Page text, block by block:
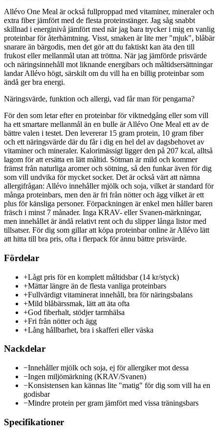
Allévo One Meal är också fullproppad med vitaminer, mineraler och
extra fiber jämfört med de flesta proteinstänger. Jag såg snabbt
skillnad i energinivå jämfört med när jag bara trycker i mig en vanlig
proteinbar för återhämtning. Visst, smaken är lite mer "mjuk", blåbär
snarare än bärgodis, men det gör att du faktiskt kan äta den till
frukost eller mellanmål utan att tröttna. När jag jämförde prisvärde
och näringsinnehåll mot liknande energibars och måltidsersättningar
landar Allévo högt, särskilt om du vill ha en billig proteinbar som
ändå ger bra energi.
Näringsvärde, funktion och allergi, vad får man för pengarna?
För den som letar efter en proteinbar för viktnedgång eller som vill
ha ett smartare mellanmål än en bulle är Allévo One Meal ett av de
bättre valen i testet. Den levererar 15 gram protein, 10 gram fiber
och ett näringsvärde där du får i dig en hel del av dagsbehovet av
vitaminer och mineraler. Kalorimässigt ligger den på 207 kcal, alltså
lagom för att ersätta en lätt måltid. Sötman är mild och kommer
främst från naturliga aromer och sötning, så den funkar även för dig
som vill undvika för mycket socker. Det är också värt att nämna
allergifrågan: Allévo innehåller mjölk och soja, vilket är standard för
många proteinbars, men den är fri från nötter och ägg vilket är ett
plus för känsliga personer. Förpackningen är enkel men håller baren
fräsch i minst 7 månader. Inga KRAV- eller Svanen-märkningar,
men innehållet är ändå relativt rent och du slipper långa listor med
tillsatser. För dig som gillar att köpa proteinbar online är Allévo lätt
att hitta till bra pris, ofta i flerpack för ännu bättre prisvärde.
Fördelar
+Lågt pris för en komplett måltidsbar (14 kr/styck)
+Mättar längre än de flesta vanliga proteinbars
+Fullvärdigt vitaminerat innehåll, bra för näringsbalans
+Mild blåbärssmak, lätt att äta ofta
+God fiberhalt, stödjer tarmhälsa
+Fri från nötter och ägg
+Lång hållbarhet, bra i skafferi eller väska
Nackdelar
−Innehåller mjölk och soja, ej för allergiker mot dessa
−Ingen miljömärkning (KRAV/Svanen)
−Konsistensen kan kännas lite "matig" för dig som vill ha en
godisbar
−Mindre protein per gram jämfört med vissa träningsbars
Specifikationer